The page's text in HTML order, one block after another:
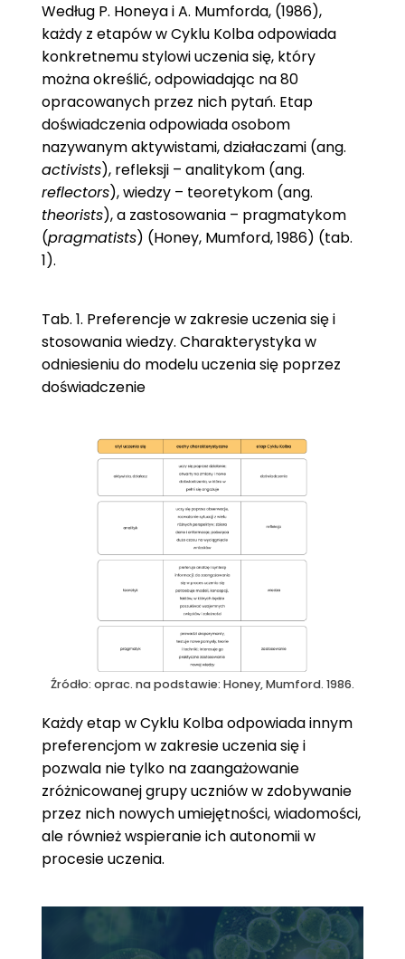
Według P. Honeya i A. Mumforda, (1986),
każdy z etapów w Cyklu Kolba odpowiada
konkretnemu stylowi uczenia się, który
można określić, odpowiadając na 80
opracowanych przez nich pytań. Etap
doświadczenia odpowiada osobom
nazywanym aktywistami, działaczami (ang.
activists), refleksji – analitykom (ang.
reflectors), wiedzy – teoretykom (ang.
theorists), a zastosowania – pragmatykom
(pragmatists) (Honey, Mumford, 1986) (tab.
1).
Tab. 1. Preferencje w zakresie uczenia się i
stosowania wiedzy. Charakterystyka w
odniesieniu do modelu uczenia się poprzez
doświadczenie
Źródło: oprac. na podstawie: Honey, Mumford. 1986.
Każdy etap w Cyklu Kolba odpowiada innym
preferencjom w zakresie uczenia się i
pozwala nie tylko na zaangażowanie
zróżnicowanej grupy uczniów w zdobywanie
przez nich nowych umiejętności, wiadomości,
ale również wspieranie ich autonomii w
procesie uczenia.